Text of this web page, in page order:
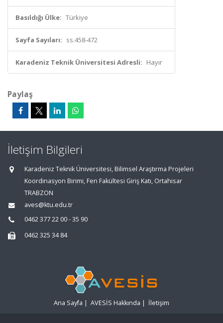
Basıldığı Ülke: Türkiye
Sayfa Sayıları: ss.458-472
Karadeniz Teknik Üniversitesi Adresli: Hayır
Paylaş
İletişim Bilgileri
Karadeniz Teknik Üniversitesi, Bilimsel Araştırma Projeleri
Koordinasyon Birimi, Fen Fakültesi Giriş Katı, Ortahisar
TRABZON
aves@ktu.edu.tr
0462 377 22 00 - 35 90
0462 325 34 84
Ana Sayfa | AVESİS Hakkında | İletişim